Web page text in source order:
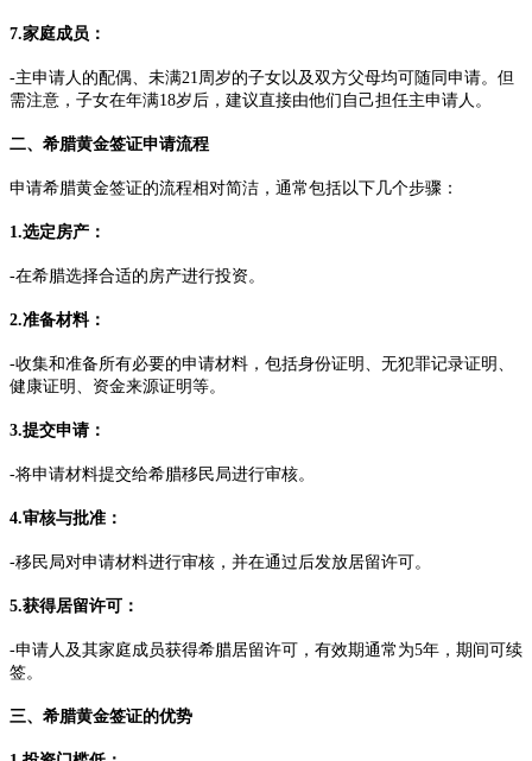
7.家庭成员：
-主申请人的配偶、未满21周岁的子女以及双方父母均可随同申请。但
需注意，子女在年满18岁后，建议直接由他们自己担任主申请人。
二、希腊黄金签证申请流程
申请希腊黄金签证的流程相对简洁，通常包括以下几个步骤：
1.选定房产：
-在希腊选择合适的房产进行投资。
2.准备材料：
-收集和准备所有必要的申请材料，包括身份证明、无犯罪记录证明、
健康证明、资金来源证明等。
3.提交申请：
-将申请材料提交给希腊移民局进行审核。
4.审核与批准：
-移民局对申请材料进行审核，并在通过后发放居留许可。
5.获得居留许可：
-申请人及其家庭成员获得希腊居留许可，有效期通常为5年，期间可续
签。
三、希腊黄金签证的优势